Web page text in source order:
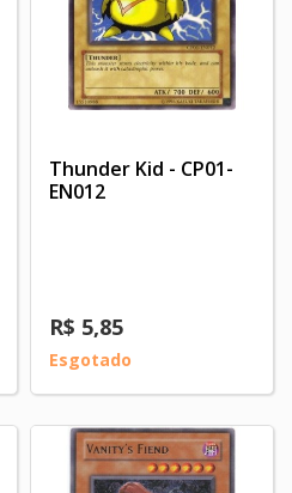
Thunder Kid - CP01-
EN012
R$ 5,85
Esgotado